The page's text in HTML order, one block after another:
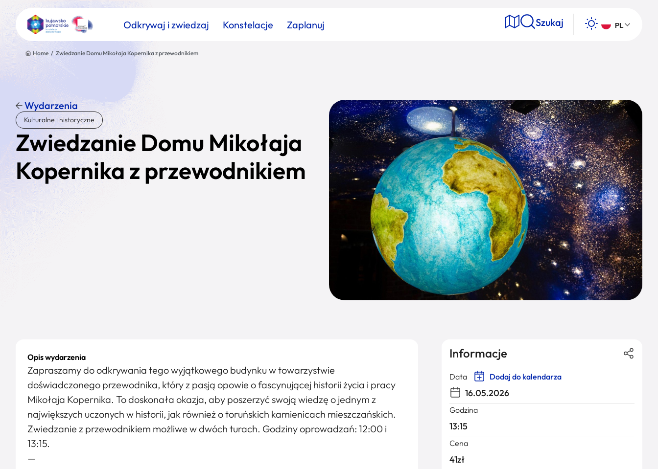
Odkrywaj i zwiedzaj Konstelacje Zaplanuj Szukaj PL
Znajdź atrakcję
Nazwa atrakcji Kategoria Wyszukaj
Home / Zwiedzanie Domu Mikołaja Kopernika z przewodnikiem
Wydarzenia
Kulturalne i historyczne
Zwiedzanie Domu Mikołaja
Kopernika z przewodnikiem
Opis wydarzenia
Zapraszamy do odkrywania tego wyjątkowego budynku w towarzystwie
doświadczonego przewodnika, który z pasją opowie o fascynującej historii życia i pracy
Mikołaja Kopernika. To doskonała okazja, aby poszerzyć swoją wiedzę o jednym z
największych uczonych w historii, jak również o toruńskich kamienicach mieszczańskich.
Zwiedzanie z przewodnikiem możliwe w dwóch turach. Godziny oprowadzań: 12:00 i
13:15.
—
Informacje
Data Dodaj do kalendarza
16.05.2026
Godzina
13:15
Cena
41zł